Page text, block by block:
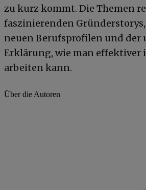
zu kurz kommt. Die Themen
faszinierenden
neuen Berufsprofilen und
Erklärung, wie man effektiver
arbeiten kann.
Über die Autoren